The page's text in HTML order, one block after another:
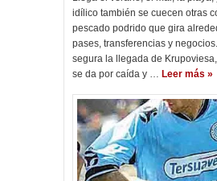
idílico también se cuecen otras
pescado podrido que gira
pases, transferencias y
segura la llegada de
se da por caída y … Leer más »